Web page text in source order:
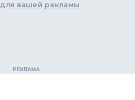
вашей рекламы